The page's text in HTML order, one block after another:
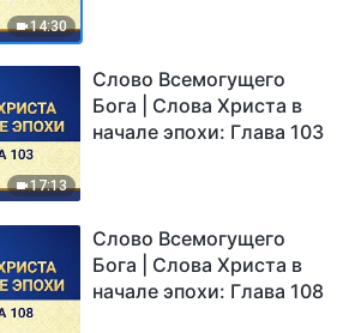
14:30
17:13
Слово Всемогущего
Бога | Слова Христа в
начале эпохи: Глава 103
Слово Всемогущего
Бога | Слова Христа в
начале эпохи: Глава 108